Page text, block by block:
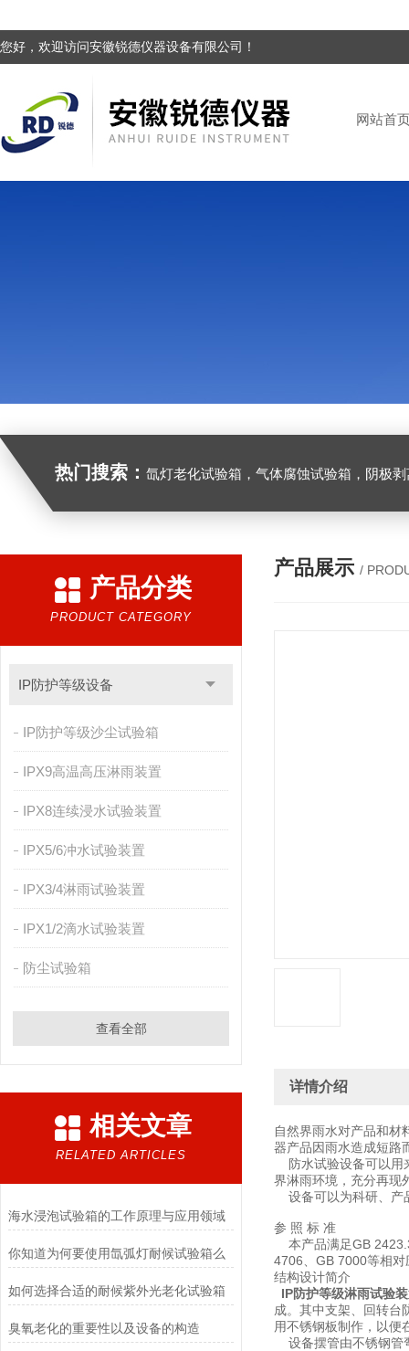
您好，欢迎访问安徽锐德仪器设备有限公司！
网站首
热门搜索： 氙灯老化试验箱，气体腐蚀试验箱，阴极剥离试验箱，防水防尘试验箱，盐雾箱，
产品分类
PRODUCT CATEGORY
IP防护等级设备
IP防护等级沙尘试验箱
IPX9高温高压淋雨装置
IPX8连续浸水试验装置
IPX5/6冲水试验装置
IPX3/4淋雨试验装置
IPX1/2滴水试验装置
防尘试验箱
查看全部
相关文章
RELATED ARTICLES
海水浸泡试验箱的工作原理与应用领域
你知道为何要使用氙弧灯耐候试验箱么
如何选择合适的耐候紫外光老化试验箱
臭氧老化的重要性以及设备的构造
产品展示 /
详情介绍
自然界雨水对产品和材
器产品因雨水造成短路
防水试验设备可以用
界淋雨环境，充分再现
设备可以为科研、产
参 照 标 准
本产品满足GB
4706、GB 7000等相
结构设计简介
IP防护等级淋雨试验
成。其中支架、回转台
用不锈钢板制作，以便
设备摆管由不锈钢管